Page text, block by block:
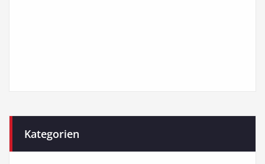
Kategorien